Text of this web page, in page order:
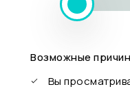
Возможные
Вы